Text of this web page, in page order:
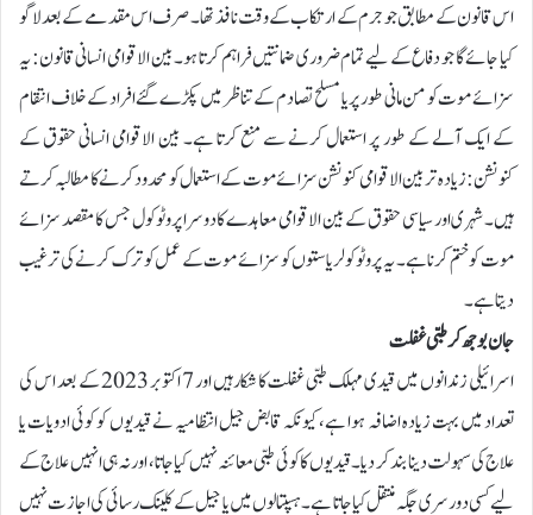
اس قانون کے مطابق جو جرم کے ارتکاب کے وقت نافذ تھا۔ صرف اس مقدمے کے بعد لاگو
کیا جائے گا جو دفاع کے لیے تمام ضروری ضمانتیں فراہم کرتا ہو۔ بین الاقوامی انسانی قانون: یہ
سزائے موت کو من مانی طور پر یا مسلح تصادم کے تناظر میں پکڑے گئے افراد کے خلاف انتقام
کے ایک آلے کے طور پر استعمال کرنے سے منع کرتا ہے۔ بین الاقوامی انسانی حقوق کے
کنونشن: زیادہ تر بین الاقوامی کنونشن سزائے موت کے استعمال کو محدود کرنے کا مطالبہ کرتے
ہیں۔ شہری اور سیاسی حقوق کے بین الاقوامی معاہدے کا دوسرا پروٹوکول جس کا مقصد سزائے
موت کو ختم کرنا ہے۔ یہ پروٹوکولریاستوں کو سزائے موت کے عمل کو ترک کرنے کی ترغیب
دیتا ہے۔
جان بوجھ کر طبی غفلت
اسرائیلی زندانوں میں قیدی مہلک طبی غفلت کا شکار ہیں اور 7 اکتوبر 2023 کے بعد اس کی
تعداد میں بہت زیادہ اضافہ ہوا ہے، کیونکہ قابض جیل انتظامیہ نے قیدیوں کو کوئی ادویات یا
علاج کی سہولت دینا بند کر دیا۔ قیدیوں کا کوئی طبی معائنہ نہیں کیا جاتا، اور نہ ہی انہیں علاج کے
لیے کسی دورسری جگہ منتقل کیا جاتا ہے۔ ہسپتالوں میں یا جیل کے کلینک رسائی کی اجازت نہیں